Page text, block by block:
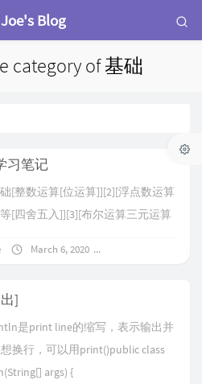
Joe's Blog
category of 基础
习笔记
[整数运算[位运算]][2][浮点数运算
[四舍五入]][3][布尔运算三元运算
类型][6][输入和输出][7]流程控制[if
循环][12]数组操作
型][14][遍历数组][15][数组排序
March 6, 2020
]
是print line的缩写，表示输出并
换行，可以用print()public class
args) {